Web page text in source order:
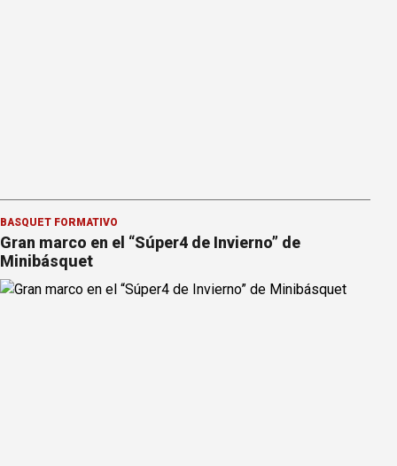
BÁSQUET FORMATIVO
Gran marco en el “Súper4 de Invierno” de
Minibásquet